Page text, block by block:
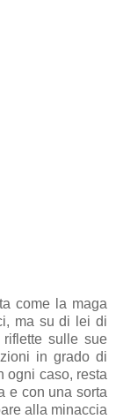
come la maga
ma su di lei di
sulle sue
in grado di
ogni caso, resta
e con una sorta
alla minaccia